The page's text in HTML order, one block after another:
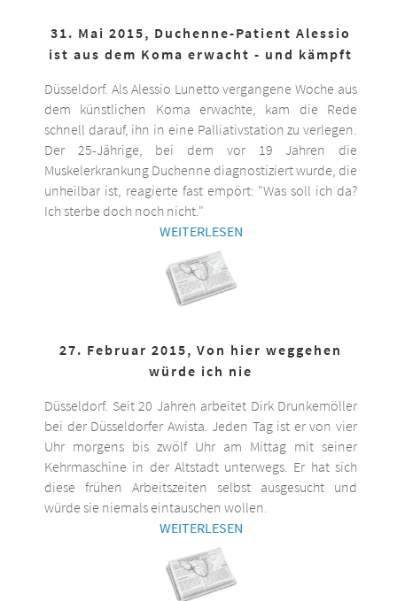
31. Mai 2015, Duchenne-Patient Alessio
ist aus dem Koma erwacht - und kämpft
Düsseldorf. Als Alessio Lunetto vergangene Woche aus
dem künstlichen Koma erwachte, kam die Rede
schnell darauf, ihn in eine Palliativstation zu verlegen.
Der 25-Jährige, bei dem vor 19 Jahren die
Muskelerkrankung Duchenne diagnostiziert wurde, die
unheilbar ist, reagierte fast empört: "Was soll ich da?
Ich sterbe doch noch nicht."
WEITERLESEN
27. Februar 2015, Von hier weggehen
würde ich nie
Düsseldorf. Seit 20 Jahren arbeitet Dirk Drunkemöller
bei der Düsseldorfer Awista. Jeden Tag ist er von vier
Uhr morgens bis zwölf Uhr am Mittag mit seiner
Kehrmaschine in der Altstadt unterwegs. Er hat sich
diese frühen Arbeitszeiten selbst ausgesucht und
würde sie niemals eintauschen wollen.
WEITERLESEN